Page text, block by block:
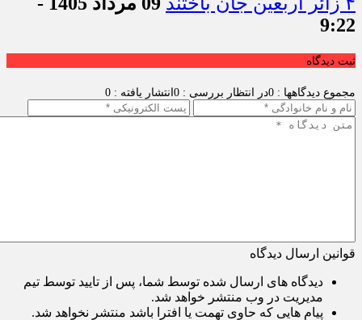
9:22
ثبت دیدگاه
مجموع دیدگاهها : 0 در انتظار بررسی : 0 انتشار یافته : 0
قوانین ارسال دیدگاه
دیدگاه های ارسال شده توسط شما، پس از تایید توسط تیم
مدیریت در وب منتشر خواهد شد.
پیام هایی که حاوی تهمت یا افترا باشد منتشر نخواهد شد.